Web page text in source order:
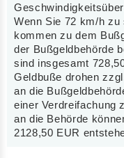
Wenn Sie 72 km/h
kommen zu dem
der Bußgeldbehörde
sind insgesamt
Geldbuße drohen
an die
einer Verdreifachung
an die Behörde
2128,50 EUR